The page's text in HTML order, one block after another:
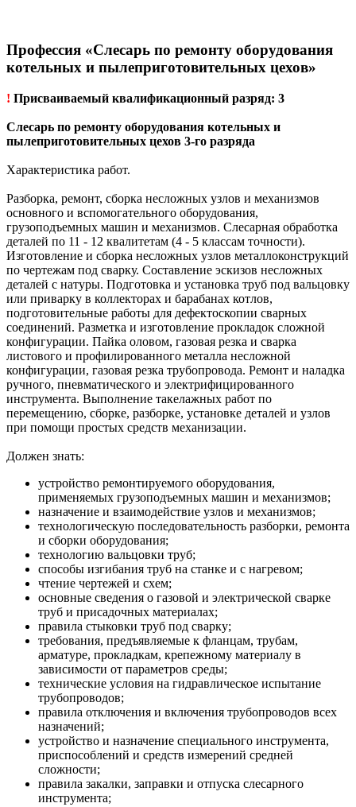
Профессия «Слесарь по ремонту оборудования
котельных и пылеприготовительных цехов»
! Присваиваемый квалификационный разряд: 3
Слесарь по ремонту оборудования котельных и
пылеприготовительных цехов 3-го разряда
Характеристика работ.
Разборка, ремонт, сборка несложных узлов и механизмов
основного и вспомогательного оборудования,
грузоподъемных машин и механизмов. Слесарная обработка
деталей по 11 - 12 квалитетам (4 - 5 классам точности).
Изготовление и сборка несложных узлов металлоконструкций
по чертежам под сварку. Составление эскизов несложных
деталей с натуры. Подготовка и установка труб под вальцовку
или приварку в коллекторах и барабанах котлов,
подготовительные работы для дефектоскопии сварных
соединений. Разметка и изготовление прокладок сложной
конфигурации. Пайка оловом, газовая резка и сварка
листового и профилированного металла несложной
конфигурации, газовая резка трубопровода. Ремонт и наладка
ручного, пневматического и электрифицированного
инструмента. Выполнение такелажных работ по
перемещению, сборке, разборке, установке деталей и узлов
при помощи простых средств механизации.
Должен знать:
устройство ремонтируемого оборудования,
применяемых грузоподъемных машин и механизмов;
назначение и взаимодействие узлов и механизмов;
технологическую последовательность разборки, ремонта
и сборки оборудования;
технологию вальцовки труб;
способы изгибания труб на станке и с нагревом;
чтение чертежей и схем;
основные сведения о газовой и электрической сварке
труб и присадочных материалах;
правила стыковки труб под сварку;
требования, предъявляемые к фланцам, трубам,
арматуре, прокладкам, крепежному материалу в
зависимости от параметров среды;
технические условия на гидравлическое испытание
трубопроводов;
правила отключения и включения трубопроводов всех
назначений;
устройство и назначение специального инструмента,
приспособлений и средств измерений средней
сложности;
правила закалки, заправки и отпуска слесарного
инструмента;